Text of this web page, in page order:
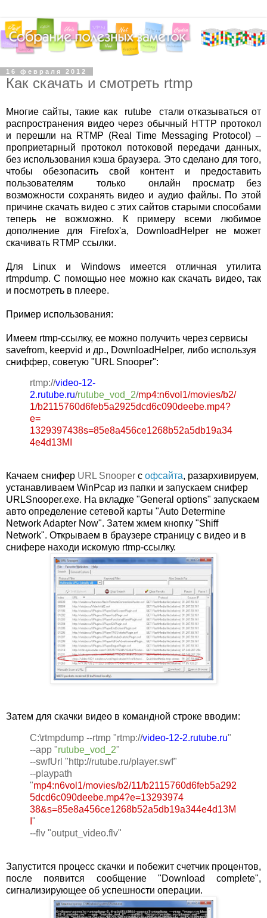
16 февраля 2012
Как скачать и смотреть rtmp
Многие сайты, такие как rutube стали отказываться от
распространения видео через обычный HTTP протокол
и перешли на RTMP (Real Time Messaging Protocol) –
проприетарный протокол потоковой передачи данных,
без использования кэша браузера. Это сделано для того,
чтобы обезопасить свой контент и предоставить
пользователям только онлайн просматр без
возможности сохранять видео и аудио файлы. По этой
причине скачать видео с этих сайтов старыми способами
теперь не вожможно. К примеру всеми любимое
дополнение для Firefox'а, DownloadHelper не может
скачивать RTMP ссылки.
Для Linux и Windows имеется отличная утилита
rtmpdump. С помощью нее можно как скачать видео, так
и посмотреть в плеере.
Пример использования:
Имеем rtmp-ссылку, ее можно получить через сервисы
savefrom, keepvid и др., DownloadHelper, либо используя
сниффер, советую "URL Snooper":
rtmp://video-12-
2.rutube.ru/rutube_vod_2/mp4:n6vol1/movies/b2/
1/b2115760d6feb5a2925dcd6c090deebe.mp4?
e=
1329397438s=85e8a456ce1268b52a5db19a34
4e4d13MI
Качаем снифер URL Snooper с офсайта, разархивируем,
устанавливаем WinPcap из папки и запускаем снифер
URLSnooper.exe. На вкладке "General options" запускаем
авто определение сетевой карты "Auto Determine
Network Adapter Now". Затем жмем кнопку "Shiff
Network". Открываем в браузере страницу с видео и в
снифере находи искомую rtmp-ссылку.
Затем для скачки видео в командной строке вводим:
C:\rtmpdump --rtmp "rtmp://video-12-2.rutube.ru"
--app "rutube_vod_2"
--swfUrl "http://rutube.ru/player.swf"
--playpath
"mp4:n6vol1/movies/b2/11/b2115760d6feb5a292
5dcd6c090deebe.mp4?e=13293974
38&s=85e8a456ce1268b52a5db19a344e4d13M
"
--flv "output_video.flv"
Запустится процесс скачки и побежит счетчик процентов,
после появится сообщение "Download complete",
сигнализирующее об успешности операции.